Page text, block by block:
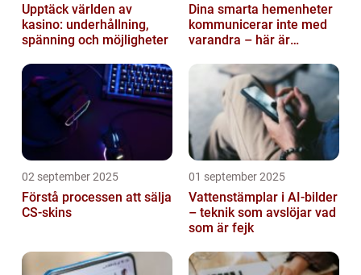
Upptäck världen av
kasino: underhållning,
spänning och möjligheter
Dina smarta hemenheter
kommunicerar inte med
varandra – här är
02 september 2025
Förstå processen att sälja
CS-skins
01 september 2025
Vattenstämplar i AI-bilder
– teknik som avslöjar vad
som är fejk